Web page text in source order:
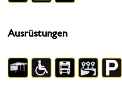
Ausrüstungen